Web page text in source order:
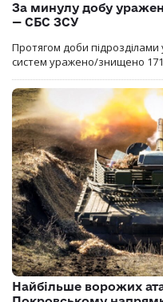
За минулу добу
— СБС ЗСУ
Протягом доби
систем уражено/знищено
Найбільше ворожих